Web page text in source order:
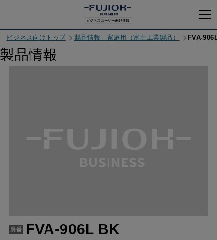
ビジネス向けトップ 製品情報 - 家庭用（富士工業製品） FVA-
製品情報
FVA-906L BK